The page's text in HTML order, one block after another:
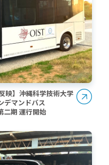
映】沖縄科学技術大学
デマンドバス
期 運行開始